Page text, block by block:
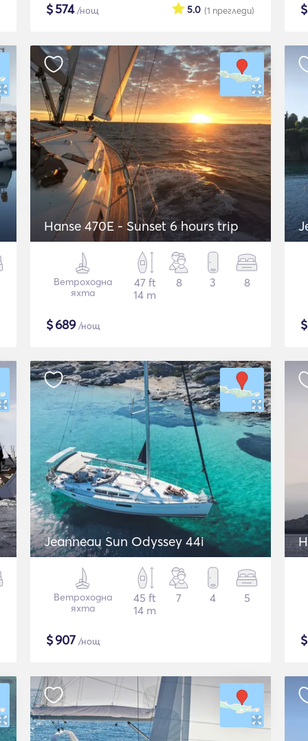
$574/нощ (1 прегледи)
5.0
Hanse 470E - Sunset 6 hours trip
Ветроходна
яхта
47 ft
14 m
8 3 8
$689/нощ
Jeanneau Sun Odyssey 44i
Ветроходна
яхта
45 ft
14 m
7 4 5
$907 /нощ